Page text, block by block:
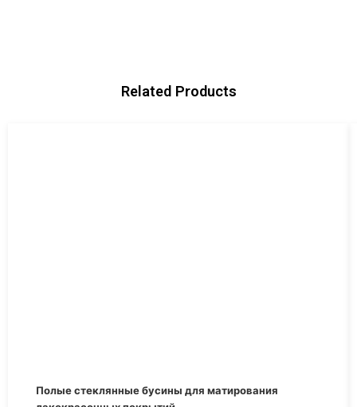
Related Products
Полые стеклянные бусины для матирования